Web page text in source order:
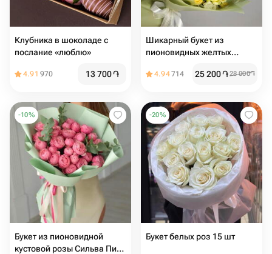
Клубника в шоколаде с
послание «люблю»
4.91 970 13 700֏
Шикарный букет из
пионовидных желтых
4.94714 25 200֏28 000֏
-10%
Букет из пионовидной
кустовой розы Сильва Пинк
-20%
Букет белых роз 15 шт